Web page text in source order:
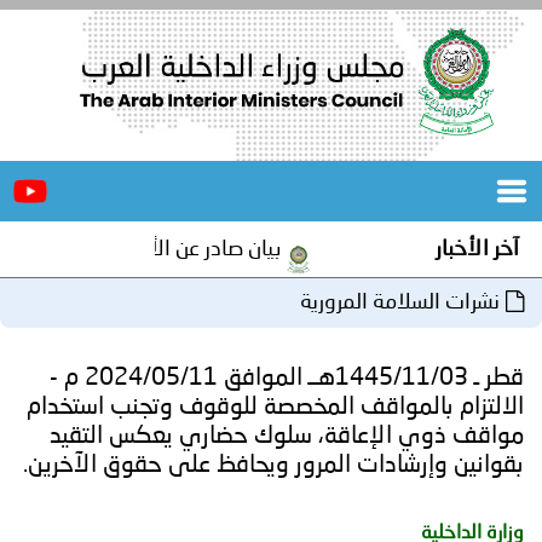
الرئيسية
المجلس
مؤتمرات
وجهود
آخر الأخبار بيان صادر عن الأمانة العامة لمجلس
نشرات السلامة المرورية
قطر ـ 1445/11/03هــ الموافق 2024/05/11 م -
الالتزام بالمواقف المخصصة للوقوف وتجنب استخدام
مواقف ذوي الإعاقة، سلوك حضاري يعكس التقيد
بقوانين وإرشادات المرور ويحافظ على حقوق الآخرين.
وزارة الداخلية